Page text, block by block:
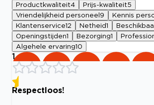
Productkwaliteit4 Prijs-kwaliteit5
Vriendelijkheid personeel 9 Kennis
Klantenservice12 Netheid1
Openingstijden1 Bezorging1
Algehele ervaring10
1
Respectloos!